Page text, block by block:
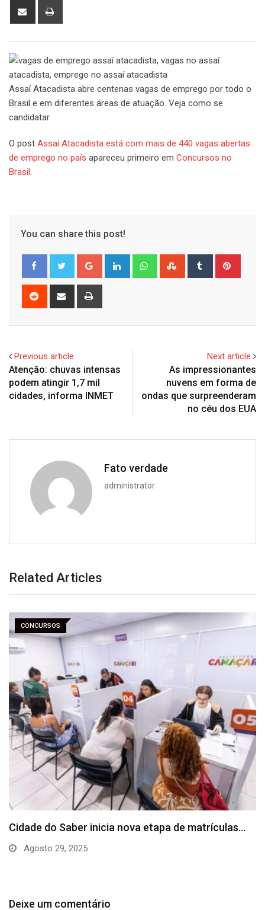
Share
Assaí Atacadista abre centenas vagas de emprego por todo o
Brasil e em diferentes áreas de atuação. Veja como se
candidatar.
O post Assaí Atacadista está com mais de 440 vagas abertas
de emprego no país apareceu primeiro em Concursos no
Brasil.
You can share this post!
Google+ LinkedIn WhatsappStumbleUpon
Tumblr
Reddit
Share
Previous article
Atenção: chuvas intensas
podem atingir 1,7 mil
cidades, informa INMET
Next article
As impressionantes
nuvens em forma de
ondas que surpreenderam
no céu dos EUA
Fato verdade
administrator
Related Articles
CONCURSOS
Prefeitura e Senai Cimatec firmam parceria para
levar…
Deixe um comentário